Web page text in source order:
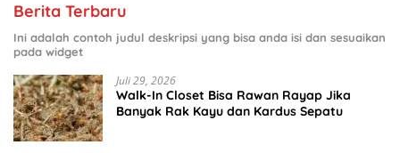
Berita Terbaru
Ini adalah contoh judul deskripsi yang bisa anda isi dan sesuaikan
pada widget
Juli 29, 2026
Walk-In Closet Bisa Rawan Rayap Jika
Banyak Rak Kayu dan Kardus Sepatu